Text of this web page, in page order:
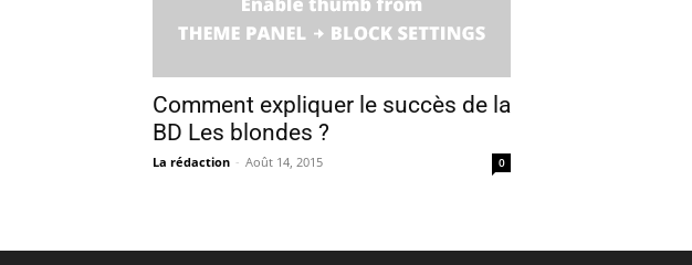
Comment expliquer le succès de la
BD Les blondes ?
La rédaction - Août 14, 2015 0